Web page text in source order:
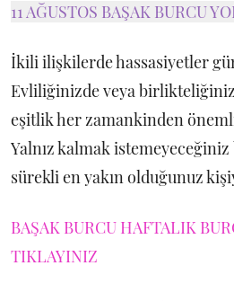
11 AĞUSTOS BAŞAK BURCU
İkili ilişkilerde hassasiyetler
Evliliğinizde veya
eşitlik her zamankinden
Yalnız kalmak istemeyeceğiniz
sürekli en yakın olduğunuz
BAŞAK BURCU HAFTALIK
TIKLAYINIZ